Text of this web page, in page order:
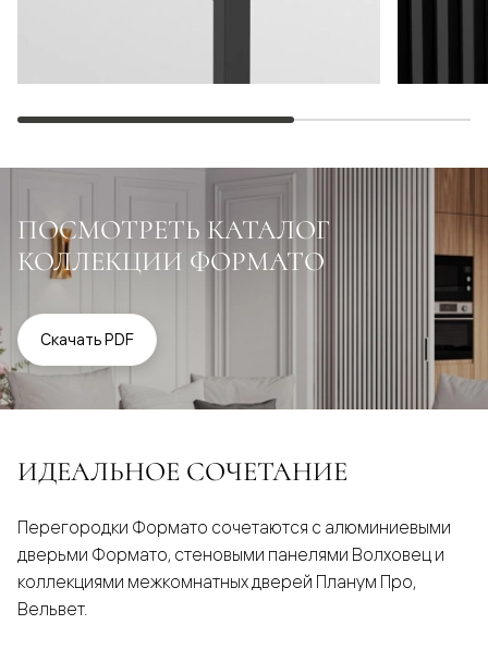
ПОСМОТРЕТЬ КАТАЛОГ
КОЛЛЕКЦИИ ФОРМАТО
Скачать PDF
ИДЕАЛЬНОЕ СОЧЕТАНИЕ
Перегородки Формато сочетаются с алюминиевыми
дверьми Формато, стеновыми панелями Волховец и
коллекциями межкомнатных дверей Планум Про,
Вельвет.